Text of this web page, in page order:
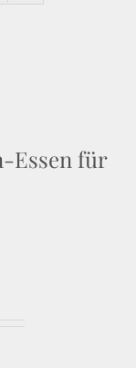
Essen für